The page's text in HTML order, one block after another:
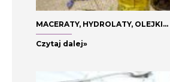
MACERATY, HYDROLATY, OLEJKI…
Czytaj dalej»